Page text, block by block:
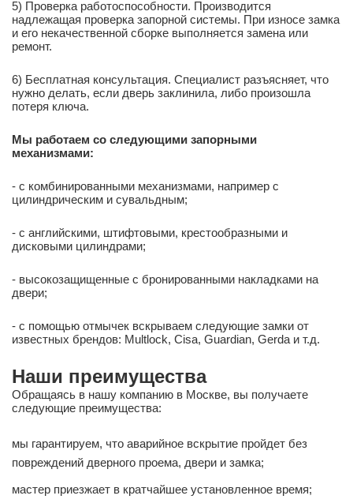
5) Проверка работоспособности. Производится
надлежащая проверка запорной системы. При износе замка
и его некачественной сборке выполняется замена или
ремонт.
6) Бесплатная консультация. Специалист разъясняет, что
нужно делать, если дверь заклинила, либо произошла
потеря ключа.
Мы работаем со следующими запорными
механизмами:
- с комбинированными механизмами, например с
цилиндрическим и сувальдным;
- с английскими, штифтовыми, крестообразными и
дисковыми цилиндрами;
- высокозащищенные с бронированными накладками на
двери;
- с помощью отмычек вскрываем следующие замки от
известных брендов: Multlock, Cisa, Guardian, Gerda и т.д.
Наши преимущества
Обращаясь в нашу компанию в Москве, вы получаете
следующие преимущества:
мы гарантируем, что аварийное вскрытие пройдет без
повреждений дверного проема, двери и замка;
мастер приезжает в кратчайшее установленное время;